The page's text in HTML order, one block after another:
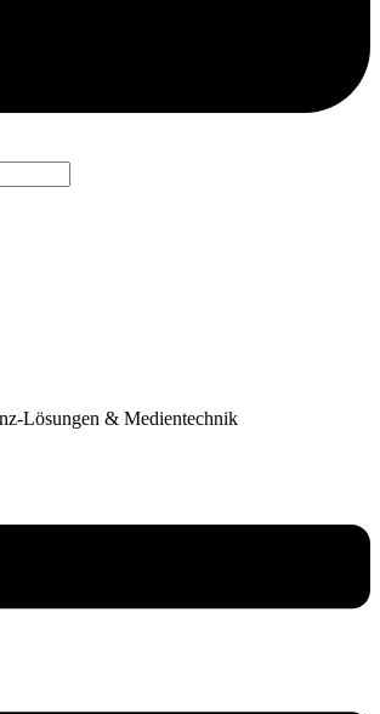
Lösungen & Medientechnik